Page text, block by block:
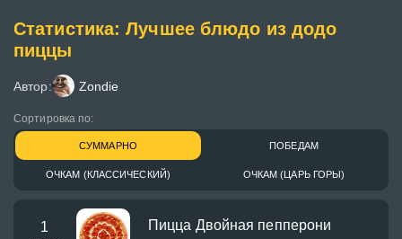
Статистика: Лучшее блюдо из додо
пиццы
Автор: Zondie
Сортировка по:
СУММАРНО ПОБЕДАМ
ОЧКАМ (КЛАССИЧЕСКИЙ) ОЧКАМ (ЦАРЬ ГОРЫ)
1 Пицца Двойная пепперони